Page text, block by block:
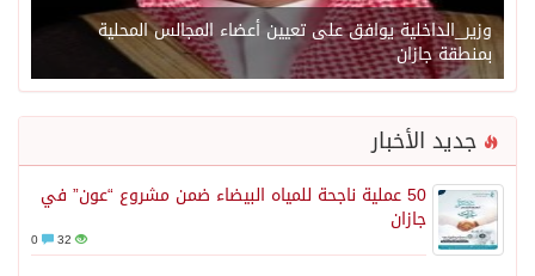
وزير_الداخلية يوافق على تعيين أعضاء المجالس المحلية
بمنطقة جازان
جديد الأخبار
50 عملية ناجحة للمياه البيضاء ضمن مشروع “عون” في
جازان
32